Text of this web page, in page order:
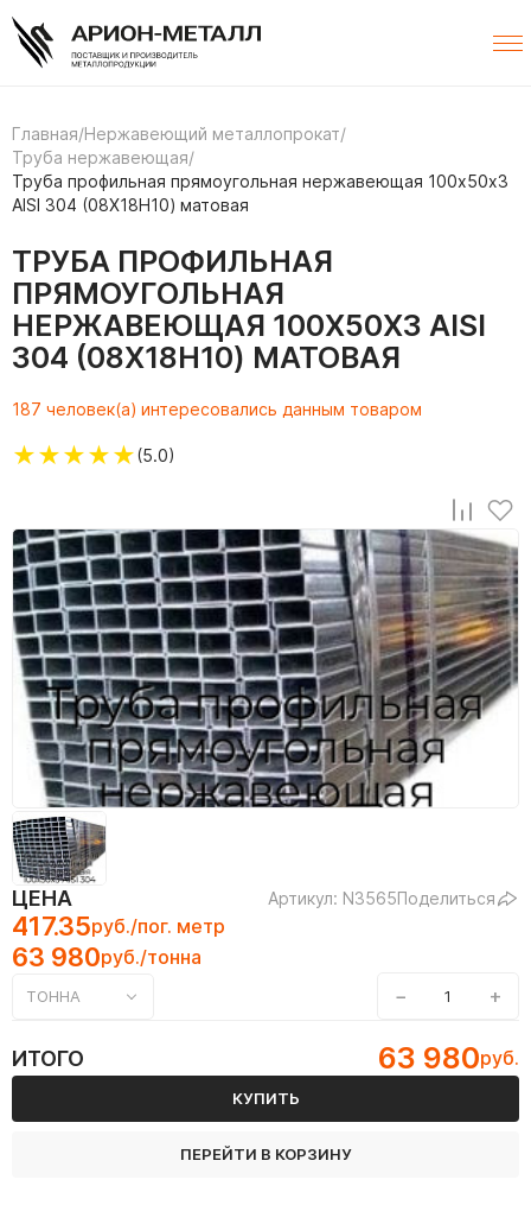
Главная/Нержавеющий металлопрокат/
Труба нержавеющая/
Труба профильная прямоугольная нержавеющая 100х50х3
AISI 304 (08Х18Н10) матовая
ТРУБА ПРОФИЛЬНАЯ
ПРЯМОУГОЛЬНАЯ
НЕРЖАВЕЮЩАЯ 100Х50Х3 AISI
304 (08Х18Н10) МАТОВАЯ
187 человек(а) интересовались данным товаром
★★★★★(5.0)
ЦЕНА Артикул: N3565Поделиться
417.35руб./пог. метр
63 980руб./тонна
ТОННА − +
ИТОГО 63 980руб.
КУПИТЬ
ПЕРЕЙТИ В КОРЗИНУ